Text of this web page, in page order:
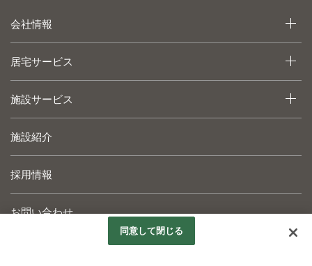
会社情報
居宅サービス
施設サービス
施設紹介
採用情報
お問い合わせ
同意して閉じる